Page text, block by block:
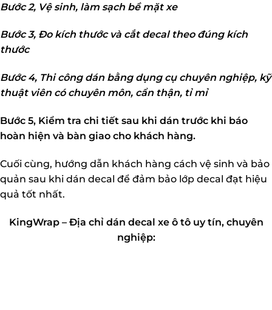
Bước 2, Vệ sinh, làm sạch bề mặt xe
Bước 3, Đo kích thước và cắt decal theo đúng kích
thước
Bước 4, Thi công dán bằng dụng cụ chuyên nghiệp, kỹ
thuật viên có chuyên môn, cẩn thận, tỉ mỉ
Bước 5, Kiểm tra chi tiết sau khi dán trước khi báo
hoàn hiện và bàn giao cho khách hàng.
Cuối cùng, hướng dẫn khách hàng cách vệ sinh và bảo
quản sau khi dán decal để đảm bảo lớp decal đạt hiệu
quả tốt nhất.
KingWrap – Địa chỉ dán decal xe ô tô uy tín, chuyên
nghiệp: